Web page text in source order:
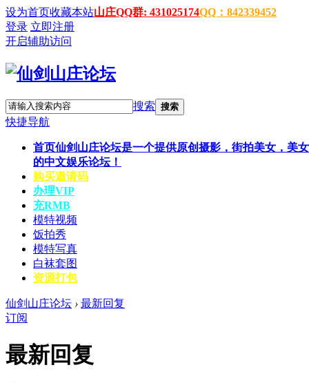
设为首页收藏本站山庄QQ群: 431025174QQ：842339452
登录 立即注册
开启辅助访问
搜索 搜索
快捷导航
首页仙剑山庄论坛是一个提供原创摄影，街拍美女，美
的中文娱乐论坛！
购买邀请码
办理VIP
充RMB
模特视频
饭拍秀
模特写真
白袜套图
资源打包
仙剑山庄论坛 › 最新回复
订阅
最新回复